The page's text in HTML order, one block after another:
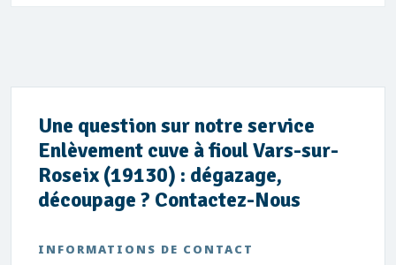
Une question sur notre service
Enlèvement cuve à fioul Vars-sur-
Roseix (19130) : dégazage,
découpage ? Contactez-Nous
INFORMATIONS DE CONTACT